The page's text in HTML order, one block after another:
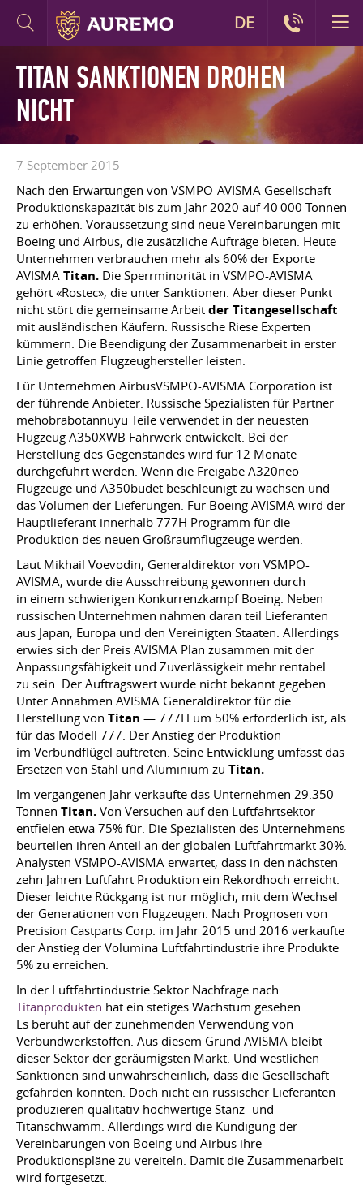
TITAN SANKTIONEN DROHEN
NICHT
7 September 2015
Nach den Erwartungen von VSMPO-AVISMA Gesellschaft
Produktionskapazität bis zum Jahr 2020 auf 40 000 Tonnen
zu erhöhen. Voraussetzung sind neue Vereinbarungen mit
Boeing und Airbus, die zusätzliche Aufträge bieten. Heute
Unternehmen verbrauchen mehr als 60% der Exporte
AVISMA Titan. Die Sperrminorität in VSMPO-AVISMA
gehört «Rostec», die unter Sanktionen. Aber dieser Punkt
nicht stört die gemeinsame Arbeit der Titangesellschaft
mit ausländischen Käufern. Russische Riese Experten
kümmern. Die Beendigung der Zusammenarbeit in erster
Linie getroffen Flugzeughersteller leisten.
Für Unternehmen AirbusVSMPO-AVISMA Corporation ist
der führende Anbieter. Russische Spezialisten für Partner
mehobrabotannuyu Teile verwendet in der neuesten
Flugzeug A350XWB Fahrwerk entwickelt. Bei der
Herstellung des Gegenstandes wird für 12 Monate
durchgeführt werden. Wenn die Freigabe A320neo
Flugzeuge und A350budet beschleunigt zu wachsen und
das Volumen der Lieferungen. Für Boeing AVISMA wird der
Hauptlieferant innerhalb 777H Programm für die
Produktion des neuen Großraumflugzeuge werden.
Laut Mikhail Voevodin, Generaldirektor von VSMPO-
AVISMA, wurde die Ausschreibung gewonnen durch
in einem schwierigen Konkurrenzkampf Boeing. Neben
russischen Unternehmen nahmen daran teil Lieferanten
aus Japan, Europa und den Vereinigten Staaten. Allerdings
erwies sich der Preis AVISMA Plan zusammen mit der
Anpassungsfähigkeit und Zuverlässigkeit mehr rentabel
zu sein. Der Auftragswert wurde nicht bekannt gegeben.
Unter Annahmen AVISMA Generaldirektor für die
Herstellung von Titan — 777H um 50% erforderlich ist, als
für das Modell 777. Der Anstieg der Produktion
im Verbundflügel auftreten. Seine Entwicklung umfasst das
Ersetzen von Stahl und Aluminium zu Titan.
Im vergangenen Jahr verkaufte das Unternehmen 29.350
Tonnen Titan. Von Versuchen auf den Luftfahrtsektor
entfielen etwa 75% für. Die Spezialisten des Unternehmens
beurteilen ihren Anteil an der globalen Luftfahrtmarkt 30%.
Analysten VSMPO-AVISMA erwartet, dass in den nächsten
zehn Jahren Luftfahrt Produktion ein Rekordhoch erreicht.
Dieser leichte Rückgang ist nur möglich, mit dem Wechsel
der Generationen von Flugzeugen. Nach Prognosen von
Precision Castparts Corp. im Jahr 2015 und 2016 verkaufte
der Anstieg der Volumina Luftfahrtindustrie ihre Produkte
5% zu erreichen.
In der Luftfahrtindustrie Sektor Nachfrage nach
Titanprodukten hat ein stetiges Wachstum gesehen.
Es beruht auf der zunehmenden Verwendung von
Verbundwerkstoffen. Aus diesem Grund AVISMA bleibt
dieser Sektor der geräumigsten Markt. Und westlichen
Sanktionen sind unwahrscheinlich, dass die Gesellschaft
gefährden könnten. Doch nicht ein russischer Lieferanten
produzieren qualitativ hochwertige Stanz- und
Titanschwamm. Allerdings wird die Kündigung der
Vereinbarungen von Boeing und Airbus ihre
Produktionspläne zu vereiteln. Damit die Zusammenarbeit
wird fortgesetzt.
DE